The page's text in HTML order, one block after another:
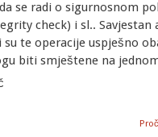
se radi o sigurnosnom
check) i sl.. Savjestan
su te operacije uspješno
biti smještene na